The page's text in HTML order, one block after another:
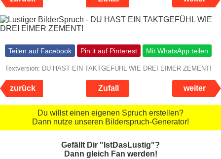
Teilen auf Facebook Pin it auf Pinterest Mit WhatsApp teilen
Textversion: DU HAST EIN TAKTGEFÜHL WIE DREI EIMER ZEMENT!
zurück Zufall weiter
Du willst einen eigenen Spruch erstellen?
Dann nutze unseren Bilderspruch-Generator!
Gefällt Dir "IstDasLustig"?
Dann gleich Fan werden!